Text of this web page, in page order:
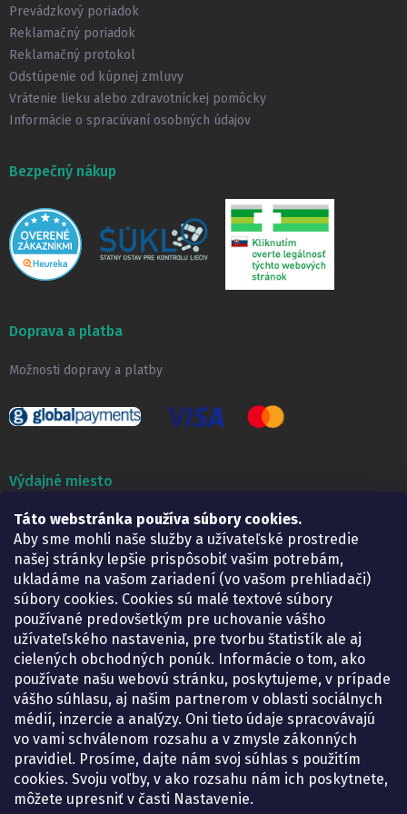
Táto webstránka používa súbory cookies.
Aby sme mohli naše služby a užívateľské prostredie
našej stránky lepšie prispôsobiť vašim potrebám,
ukladáme na vašom zariadení (vo vašom prehliadači)
súbory cookies. Cookies sú malé textové súbory
používané predovšetkým pre uchovanie vášho
užívateľského nastavenia, pre tvorbu štatistík ale aj
cielených obchodných ponúk. Informácie o tom, ako
používate našu webovú stránku, poskytujeme, v prípade
vášho súhlasu, aj našim partnerom v oblasti sociálnych
médií, inzercie a analýzy. Oni tieto údaje spracovávajú
vo vami schválenom rozsahu a v zmysle zákonných
pravidiel. Prosíme, dajte nám svoj súhlas s použitím
cookies. Svoju voľby, v ako rozsahu nám ich poskytnete,
môžete upresniť v časti Nastavenie.
Prevádzkový poriadok
Reklamačný poriadok
Reklamačný protokol
Odstúpenie od kúpnej zmluvy
Vrátenie lieku alebo zdravotníckej pomôcky
Informácie o spracúvaní osobných údajov
Bezpečný nákup
Doprava a platba
Možnosti dopravy a platby
Výdajné miesto
Lekáreň ADONAI
Košice – Smetanova 2
Pondelok:
07.30 – 15.30 h.
Utorok:
07.30 – 16.00 h.
Streda:
07.30 – 16.00 h.
Štvrtok:
07.30 – 15.30 h.
Piatok:
07.30 – 15.30 h.
KONTAKT
eshop@lekarenadonai.sk
+421 948 203 203
Nájdete nás na Facebooku.
lekarenadonai/